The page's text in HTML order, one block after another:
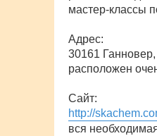
мастер-классы
Адрес:
30161
расположен
Сайт:
http://
вся